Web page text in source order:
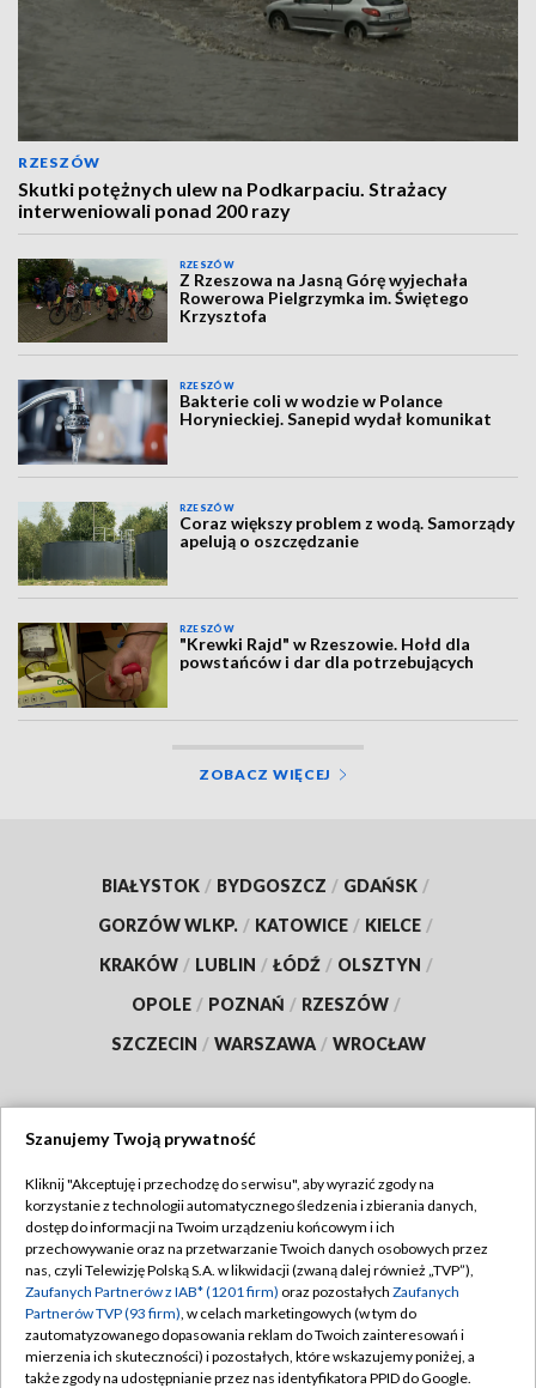
RZESZÓW
Skutki potężnych ulew na Podkarpaciu. Strażacy
interweniowali ponad 200 razy
RZESZÓW
Z Rzeszowa na Jasną Górę wyjechała
Rowerowa Pielgrzymka im. Świętego
Krzysztofa
RZESZÓW
Bakterie coli w wodzie w Polance
Horynieckiej. Sanepid wydał komunikat
RZESZÓW
Coraz większy problem z wodą. Samorządy
apelują o oszczędzanie
RZESZÓW
"Krewki Rajd" w Rzeszowie. Hołd dla
powstańców i dar dla potrzebujących
ZOBACZ WIĘCEJ
BIAŁYSTOK / BYDGOSZCZ / GDAŃSK /
GORZÓW WLKP. / KATOWICE / KIELCE /
KRAKÓW / LUBLIN / ŁÓDŹ / OLSZTYN /
OPOLE / POZNAŃ / RZESZÓW /
SZCZECIN / WARSZAWA / WROCŁAW
TVP
Abonament TVP
Emisja w TVP
Centrum informacji TVP
Naziemna Telewizja Cyfrowa
Regulamin TVP
Polityka prywatności
Moje zgody
Pomoc
Szanujemy Twoją prywatność
Kliknij "Akceptuję i przechodzę do serwisu", aby wyrazić zgody na
korzystanie z technologii automatycznego śledzenia i zbierania danych,
dostęp do informacji na Twoim urządzeniu końcowym i ich
przechowywanie oraz na przetwarzanie Twoich danych osobowych przez
nas, czyli Telewizję Polską S.A. w likwidacji (zwaną dalej również „TVP”),
Zaufanych Partnerów z IAB* (1201 firm) oraz pozostałych Zaufanych
Partnerów TVP (93 firm), w celach marketingowych (w tym do
zautomatyzowanego dopasowania reklam do Twoich zainteresowań i
mierzenia ich skuteczności) i pozostałych, które wskazujemy poniżej, a
także zgody na udostępnianie przez nas identyfikatora PPID do Google.